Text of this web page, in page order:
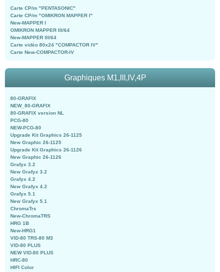
Carte CP/m "PENTASONIC"
Carte CP/m "OMIKRON MAPPER I"
New-MAPPER I
OMIKRON MAPPER III/64
New-MAPPER III/64
Carte vidéo 80x24 "COMPACTOR IV"
Carte New-COMPACTOR-IV
Graphiques M1,III,IV,4P
80-GRAFIX
NEW_80-GRAFIX
80-GRAFIX version NL
PCG-80
NEW-PCG-80
Upgrade Kit Graphics 26-1125
New Graphic 26-1125
Upgrade Kit Graphics 26-1126
New Graphic 26-1126
Grafyx 3.2
New Grafyx 3.2
Grafyx 4.2
New Grafyx 4.2
Grafyx 5.1
New Grafyx 5.1
ChromaTrs
New-ChromaTRS
HRG 1B
New-HRG1
VID-80 TRS-80 M3
VID-80 PLUS
NEW VID-80 PLUS
HRC-80
HIFI Color